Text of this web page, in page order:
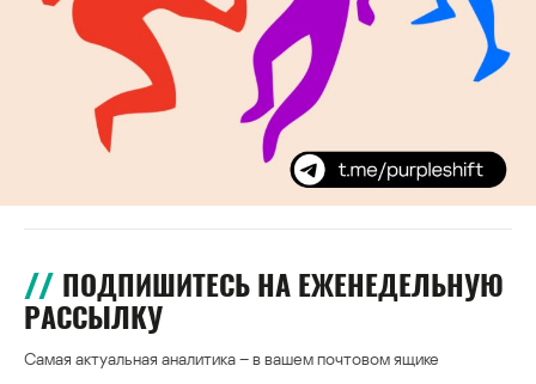
ПОДПИШИТЕСЬ НА ЕЖЕНЕДЕЛЬНУЮ
РАССЫЛКУ
Самая актуальная аналитика – в вашем почтовом ящике